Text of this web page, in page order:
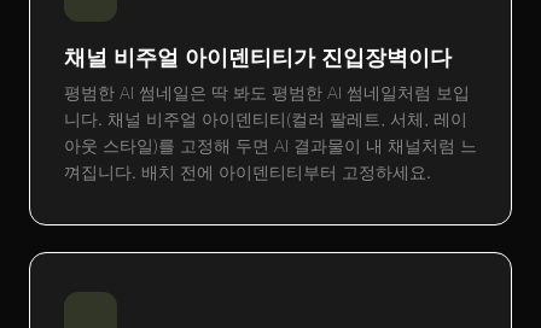
채널 비주얼 아이덴티티가 진입장벽이다
평범한 AI 썸네일은 딱 봐도 평범한 AI 썸네일처럼 보입
니다. 채널 비주얼 아이덴티티(컬러 팔레트, 서체, 레이
아웃 스타일)를 고정해 두면 AI 결과물이 내 채널처럼 느
껴집니다. 배치 전에 아이덴티티부터 고정하세요.